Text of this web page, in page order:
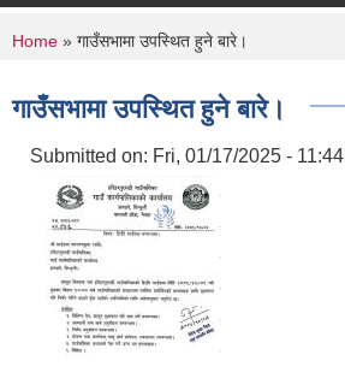
You are here
Home » गाउँसभामा उपस्थित हुने बारे।
गाउँसभामा उपस्थित हुने बारे।
Submitted on: Fri, 01/17/2025 - 11:44